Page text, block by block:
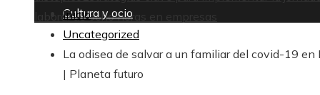
laboral de ocho horas en empresas
Cultura y ocio
Inicio
Uncategorized
La odisea de salvar a un familiar del covid-19 en
| Planeta futuro